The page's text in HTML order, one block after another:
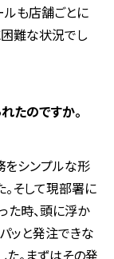
ルも店舗ごとに
難な状況でし
たのですか。
をシンプルな形
そして現部署に
た時、頭に浮か
ッと発注できな
た。まずはその発